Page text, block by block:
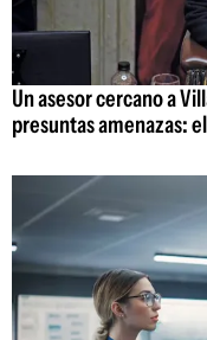
Un asesor cercano a
presuntas amenazas: